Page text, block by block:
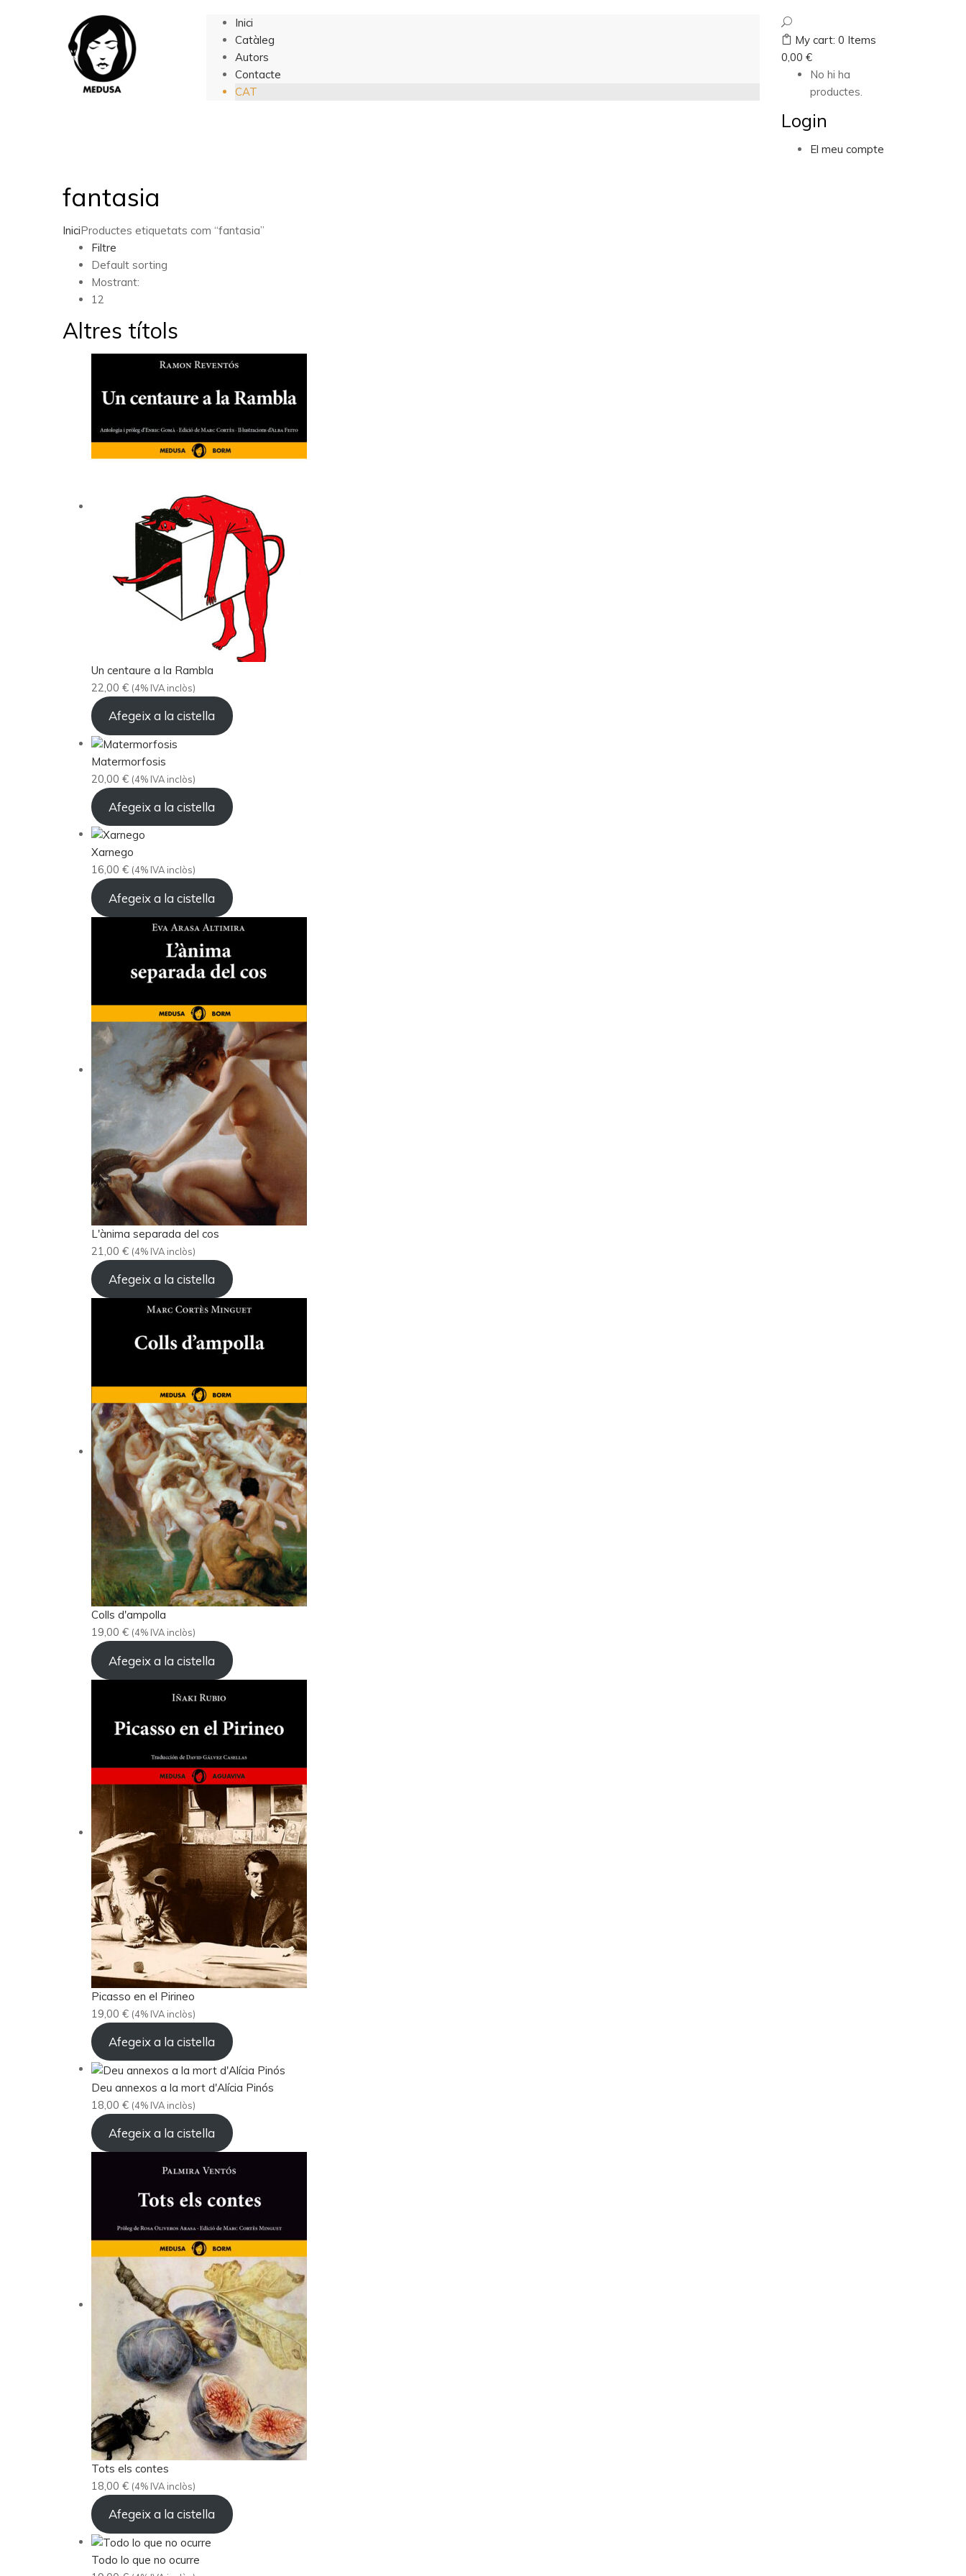
Inici
Catàleg
Autors
Contacte
CAT
My cart: 0 Items
0,00 €
No hi ha
productes.
Login
El meu compte
fantasia
IniciProductes etiquetats com “fantasia”
Filtre
Default sorting
Mostrant:
12
Altres títols
Un centaure a la Rambla
22,00 € (4% IVA inclòs)
Afegeix a la cistella
Matermorfosis
20,00 € (4% IVA inclòs)
Afegeix a la cistella
Xarnego
16,00 € (4% IVA inclòs)
Afegeix a la cistella
L'ànima separada del cos
21,00 € (4% IVA inclòs)
Afegeix a la cistella
Colls d'ampolla
19,00 € (4% IVA inclòs)
Afegeix a la cistella
Picasso en el Pirineo
19,00 € (4% IVA inclòs)
Afegeix a la cistella
Deu annexos a la mort d'Alícia Pinós
18,00 € (4% IVA inclòs)
Afegeix a la cistella
Tots els contes
18,00 € (4% IVA inclòs)
Afegeix a la cistella
Todo lo que no ocurre